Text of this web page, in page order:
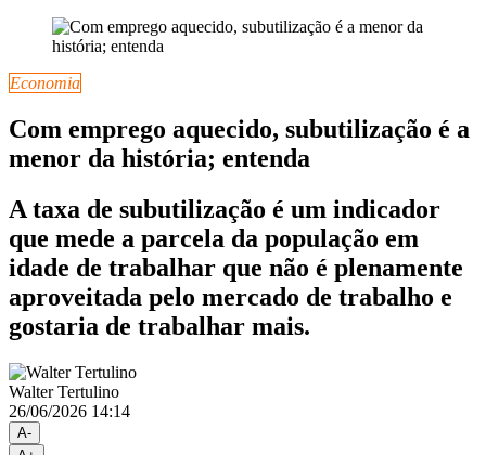
Economia
Com emprego aquecido, subutilização é a
menor da história; entenda
A taxa de subutilização é um indicador
que mede a parcela da população em
idade de trabalhar que não é plenamente
aproveitada pelo mercado de trabalho e
gostaria de trabalhar mais.
Walter Tertulino
26/06/2026 14:14
A-